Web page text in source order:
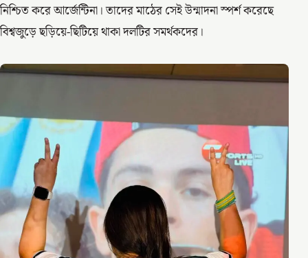
নিশ্চিত করে আর্জেন্টিনা। তাদের মাঠের সেই উন্মাদনা স্পর্শ করেছে
বিশ্বজুড়ে ছড়িয়ে-ছিটিয়ে থাকা দলটির সমর্থকদের।